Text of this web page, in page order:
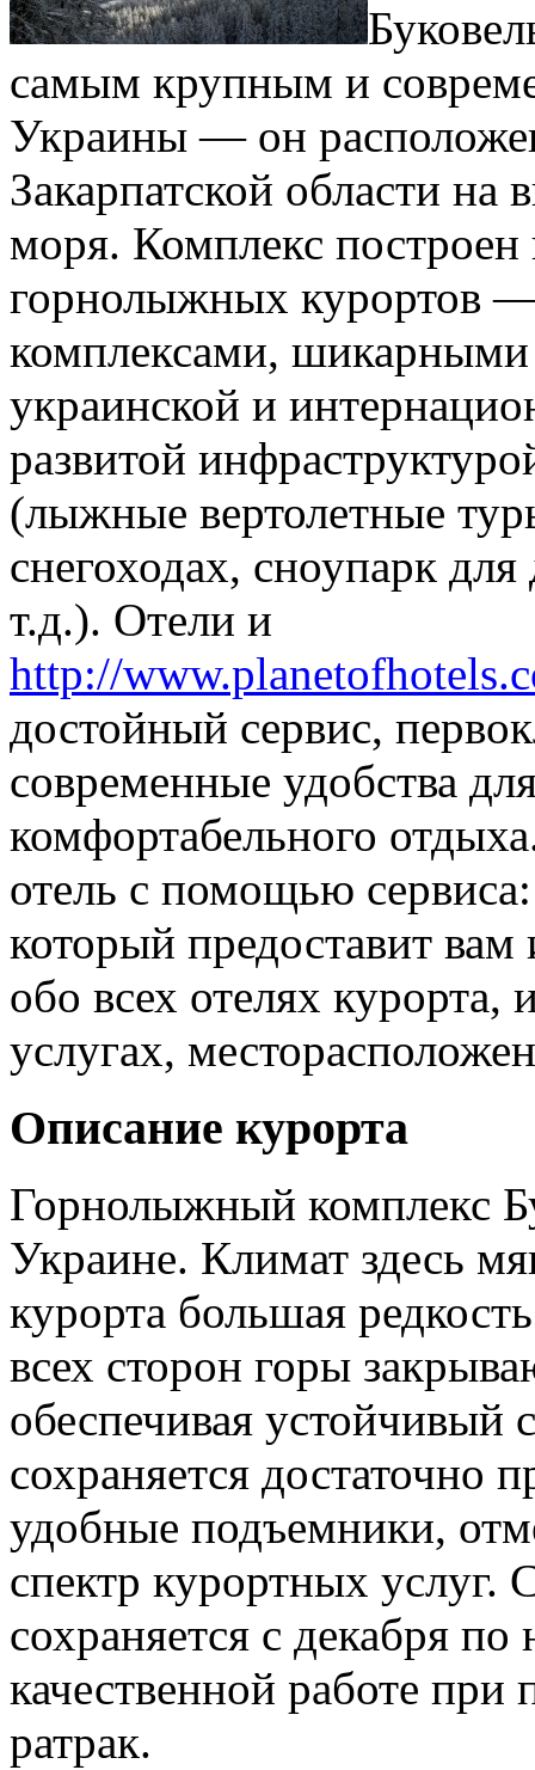
самым крупным и
Украины — он
Закарпатской области
моря. Комплекс построен
горнолыжных курортов
комплексами, шикарными
украинской и
развитой
(лыжные вертолетные
снегоходах, сноупарк
т.д.). Отели и
http://
достойный сервис,
современные удобства
комфортабельного
отель с помощью
который предоставит
обо всех отелях курорта,
услугах,
Описание курорта
Горнолыжный комплекс
Украине. Климат здесь
курорта большая
всех сторон горы
обеспечивая
сохраняется достаточно
удобные подъемники,
спектр курортных услуг.
сохраняется с декабря по
качественной работе
ратрак.